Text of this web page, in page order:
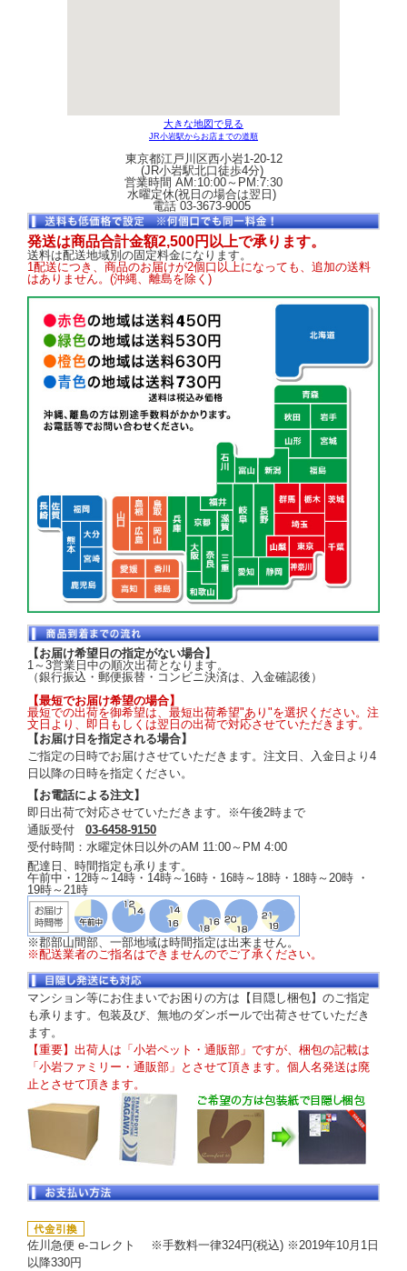
大きな地図で見る
JR小岩駅からお店までの道順
東京都江戸川区西小岩1-20-12
(JR小岩駅北口徒歩4分)
営業時間 AM:10:00～PM:7:30
水曜定休(祝日の場合は翌日)
電話 03-3673-9005
発送は商品合計金額2,500円以上で承ります。
送料は配送地域別の固定料金になります。
1配送につき、商品のお届けが2個口以上になっても、追加の送料
はありません。(沖縄、離島を除く)
【お届け希望日の指定がない場合】
1～3営業日中の順次出荷となります。
（銀行振込・郵便振替・コンビニ決済は、入金確認後）
【最短でお届け希望の場合】
最短での出荷を御希望は、最短出荷希望"あり"を選択ください。注
文日より、即日もしくは翌日の出荷で対応させていただきます。
【お届け日を指定される場合】
ご指定の日時でお届けさせていただきます。注文日、入金日より4
日以降の日時を指定ください。
【お電話による注文】
即日出荷で対応させていただきます。※午後2時まで
通販受付 03-6458-9150
受付時間：水曜定休日以外のAM 11:00～PM 4:00
配達日、時間指定も承ります。
午前中・12時～14時・14時～16時・16時～18時・18時～20時 ・
19時～21時
※郡部山間部、一部地域は時間指定は出来ません。
※配送業者のご指名はできませんのでご了承ください。
マンション等にお住まいでお困りの方は【目隠し梱包】のご指定
も承ります。包装及び、無地のダンボールで出荷させていただき
ます。
【重要】出荷人は「小岩ペット・通販部」ですが、梱包の記載は
「小岩ファミリー・通販部」とさせて頂きます。個人名発送は廃
止とさせて頂きます。
佐川急便 e-コレクト ※手数料一律324円(税込) ※2019年10月1日
以降330円